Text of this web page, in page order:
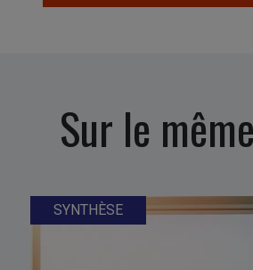
Sur le
SYNTHÈSE